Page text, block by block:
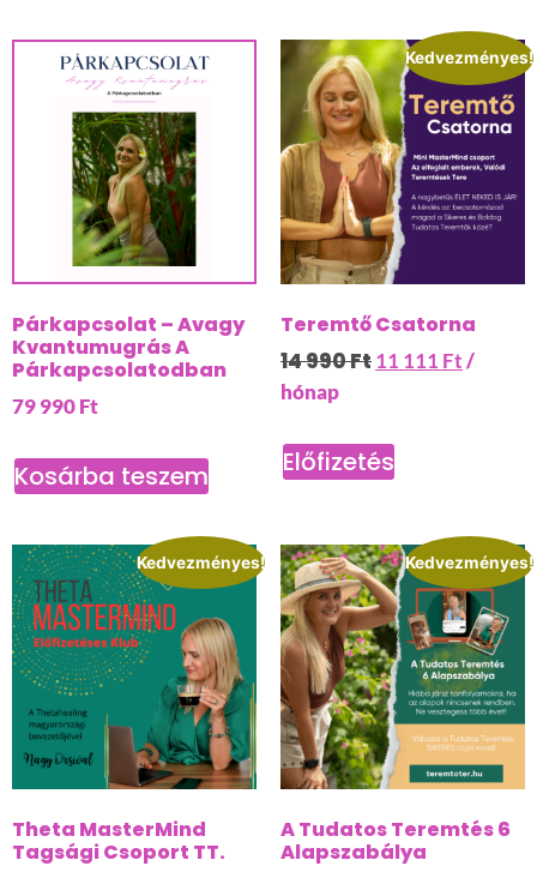
Párkapcsolat – Avagy
Kvantumugrás A
Párkapcsolatodban
79 990Ft
Kosárba teszem
Kedvezményes!
Teremtő Csatorna
14 990Ft11 111 Ft/
hónap
Előfizetés
Kedvezményes!
Theta MasterMind
Tagsági Csoport TT.
Kedvezményes!
A Tudatos Teremtés 6
Alapszabálya